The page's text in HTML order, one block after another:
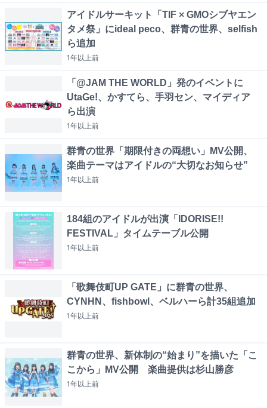
アイドルサーキット「TIF × GMOシブヤエン
タメ祭」にideal peco、群青の世界、selfish
ら追加
1年以上前
「@JAM THE WORLD」発のイベントに
UtaGe!、かすてら、手羽セン、マイディア
ら出演
1年以上前
群青の世界「期限付きの両想い」MV公開、
楽曲テーマはアイドルの“大切なお知らせ”
1年以上前
184組のアイドルが出演「IDORISE!!
FESTIVAL」タイムテーブル公開
1年以上前
「歌舞伎町UP GATE」に群青の世界、
CYNHN、fishbowl、ベルハーら計35組追加
1年以上前
群青の世界、新体制の“始まり”を描いた「こ
こから」MV公開 楽曲提供は杉山勝彦
1年以上前